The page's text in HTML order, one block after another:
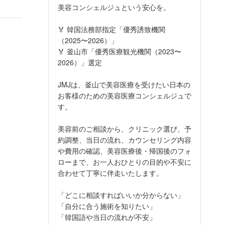
美容コンシェルジュという安心を。
🏅 韓国法務部指定「優秀誘致機関
（2025〜2026）」
🏅 釜山市「優秀医療観光機関（2023〜
2026）」選定
JMJは、釜山で美容医療を受けたい日本の
お客様のための美容医療コンシェルジュで
す。
美容前のご相談から、クリニック選び、予
約調整、当日の流れ、カウンセリング内容
や費用の確認、美容医療後・帰国後のフォ
ローまで、お一人おひとりの目的や不安に
合わせて丁寧に伴走いたします。
「どこに相談すればいいか分からない」
「自分に合う施術を知りたい」
「韓国語や当日の流れが不安」